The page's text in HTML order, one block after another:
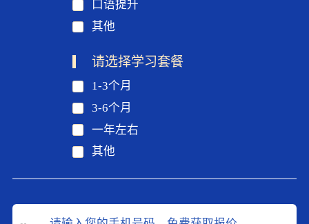
口语提升
其他
请选择学习套餐
1-3个月
3-6个月
一年左右
其他